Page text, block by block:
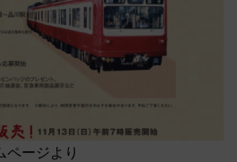
ージより